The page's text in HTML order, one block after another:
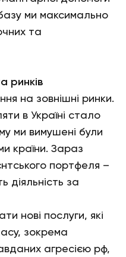
ми максимально
та
ринків
на зовнішні ринки.
в Україні стало
ми вимушені були
країни. Зараз
портфеля –
діяльність за
нові послуги, які
зокрема
агресією рф,